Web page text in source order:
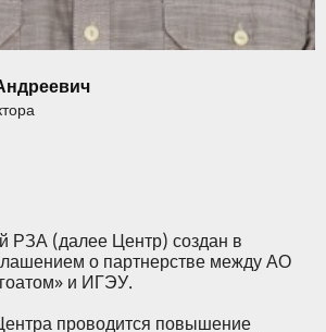
РЗА (далее Центр) создан в
о партнерстве между АО
и ИГЭУ.
проводится повышение